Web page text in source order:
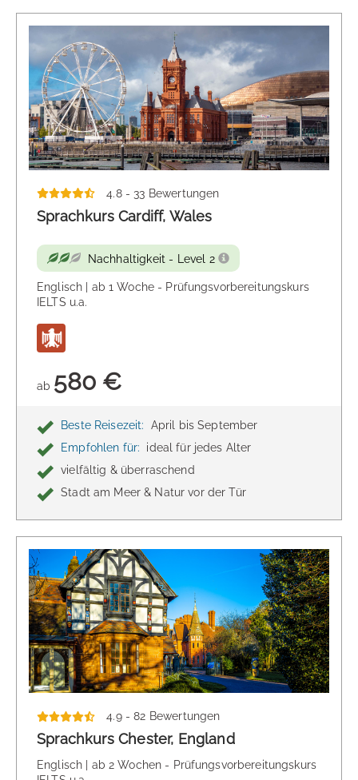
4.8 - 33 Bewertungen
Sprachkurs Cardiff, Wales
Nachhaltigkeit - Level 2
Englisch | ab 1 Woche - Prüfungsvorbereitungskurs
IELTS u.a.
ab 580 €
Beste Reisezeit:
April bis September
Empfohlen für:
ideal für jedes Alter
vielfältig & überraschend
Stadt am Meer & Natur vor der Tür
4.9 - 82 Bewertungen
Sprachkurs Chester, England
Englisch | ab 2 Wochen - Prüfungsvorbereitungskurs